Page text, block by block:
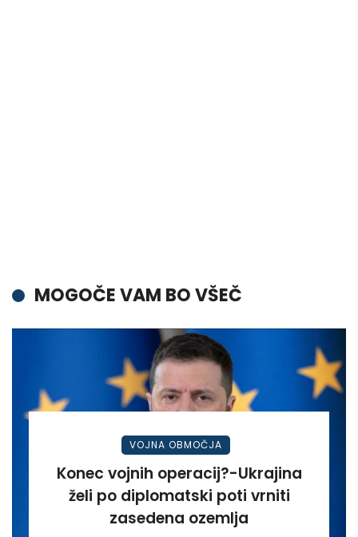
MOGOČE VAM BO VŠEČ
VOJNA OBMOČJA
Konec vojnih operacij?-Ukrajina
želi po diplomatski poti vrniti
zasedena ozemlja